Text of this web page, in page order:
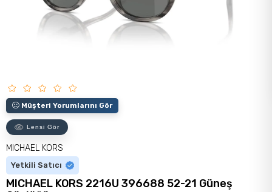
Müşteri Yorumlarını Gör
Lensi Gör
MICHAEL KORS
Yetkili Satıcı
MICHAEL KORS 2216U 396688 52-21 Güneş